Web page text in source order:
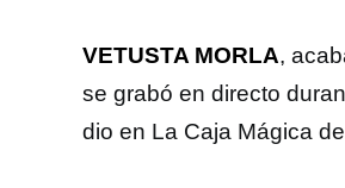
VETUSTA MORLA,
se grabó en directo
dio en La Caja Mágica